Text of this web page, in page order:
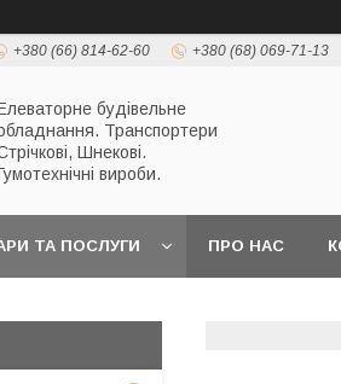
+380 (66) 814-62-60 +380 (68) 069-71-13
будівельне
Транспортери
Шнекові.
вироби.
ТА ПОСЛУГИ ПРО НАС